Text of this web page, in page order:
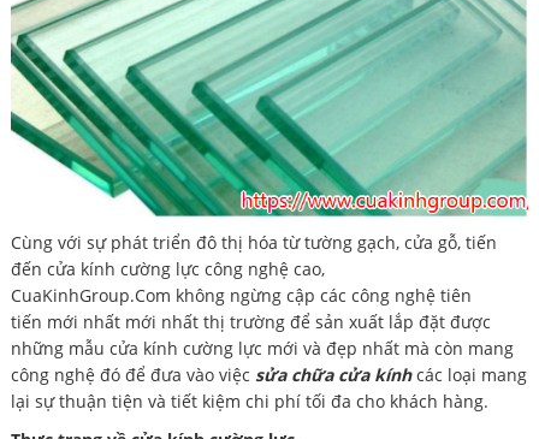
Cùng với sự phát triển đô thị hóa từ tường gạch, cửa gỗ, tiến
đến cửa kính cường lực công nghệ cao,
CuaKinhGroup.Com không ngừng cập các công nghệ tiên
tiến mới nhất mới nhất thị trường để sản xuất lắp đặt được
những mẫu cửa kính cường lực mới và đẹp nhất mà còn mang
công nghệ đó để đưa vào việc sửa chữa cửa kínhcác loại mang
lại sự thuận tiện và tiết kiệm chi phí tối đa cho khách hàng.